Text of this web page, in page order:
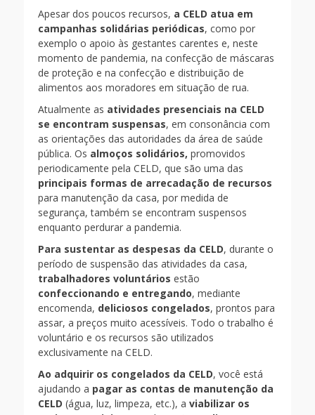
Apesar dos poucos recursos, a CELD atua em
campanhas solidárias periódicas, como por
exemplo o apoio às gestantes carentes e, neste
momento de pandemia, na confecção de máscaras
de proteção e na confecção e distribuição de
alimentos aos moradores em situação de rua.
Atualmente as atividades presenciais na CELD
se encontram suspensas, em consonância com
as orientações das autoridades da área de saúde
pública. Os almoços solidários, promovidos
periodicamente pela CELD, que são uma das
principais formas de arrecadação de recursos
para manutenção da casa, por medida de
segurança, também se encontram suspensos
enquanto perdurar a pandemia.
Para sustentar as despesas da CELD, durante o
período de suspensão das atividades da casa,
trabalhadores voluntários estão
confeccionando e entregando, mediante
encomenda, deliciosos congelados, prontos para
assar, a preços muito acessíveis. Todo o trabalho é
voluntário e os recursos são utilizados
exclusivamente na CELD.
Ao adquirir os congelados da CELD, você está
ajudando a pagar as contas de manutenção da
CELD (água, luz, limpeza, etc.), a viabilizar os